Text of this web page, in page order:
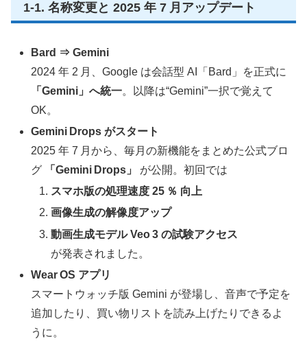
1‑1. 名称変更と 2025 年 7 月アップデート
Bard ⇒ Gemini
2024 年 2 月、Google は会話型 AI「Bard」を正式に
「Gemini」へ統一。以降は“Gemini”一択で覚えて
OK。
Gemini Drops がスタート
2025 年 7 月から、毎月の新機能をまとめた公式ブロ
グ
「Gemini Drops」
が公開。初回では
スマホ版の処理速度 25 ％ 向上
画像生成の解像度アップ
動画生成モデル Veo 3 の試験アクセス
が発表されました。
Wear OS アプリ
スマートウォッチ版 Gemini が登場し、音声で予定を
追加したり、買い物リストを読み上げたりできるよ
うに。